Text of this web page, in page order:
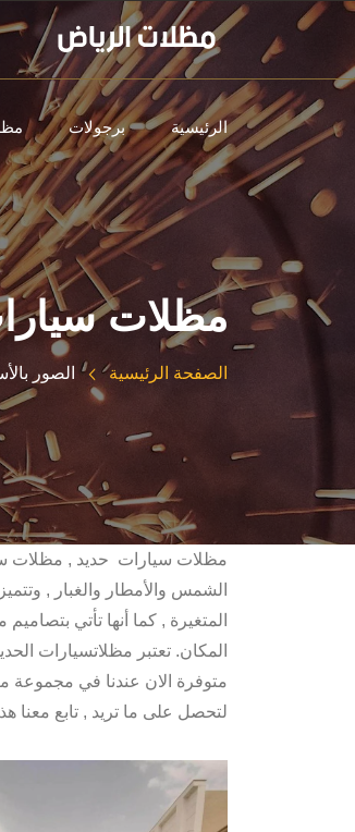
الرئيسية برجولات
مظلات
الصفحة الرئيسية الصور
مظلات سيارات حديد , مظلات
الشمس والأمطار والغبار ,
المتغيرة , كما أنها تأتي
المكان. تعتبر مظلاتسيارات
متوفرة الان عندنا في مجموعة
لتحصل على ما تريد , تابع معنا